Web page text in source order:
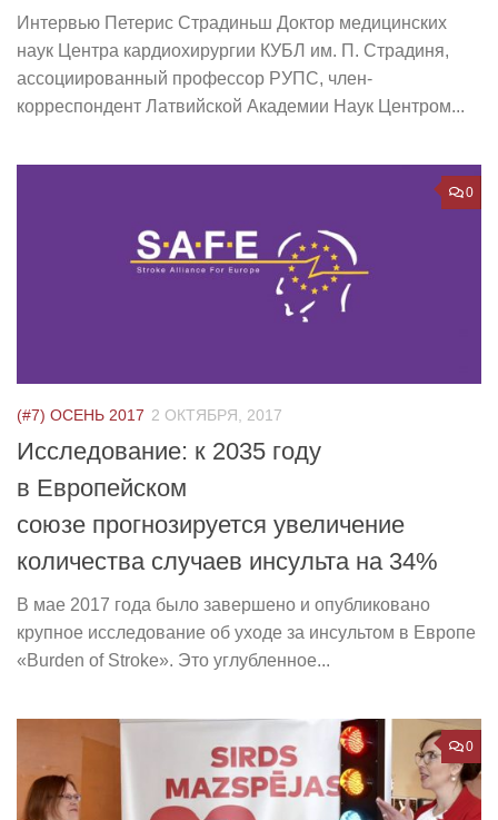
Интервью Петерис Страдиньш Доктор медицинских
наук Центра кардиохирургии КУБЛ им. П. Страдиня,
ассоциированный профессор РУПС, член-
корреспондент Латвийской Академии Наук Центром...
0
(#7) ОСЕНЬ 2017 2 ОКТЯБРЯ, 2017
Исследование: к 2035 году
в Европейском
союзе прогнозируется увеличение
количества случаев инсульта на 34%
В мае 2017 года было завершено и опубликовано
крупное исследование об уходе за инсультом в Европе
«Burden of Stroke». Это углубленное...
0